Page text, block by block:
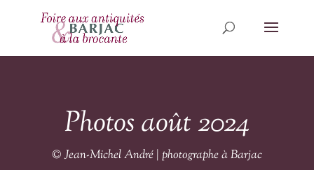
Photos août 2024
© Jean-Michel André | photographe à Barjac